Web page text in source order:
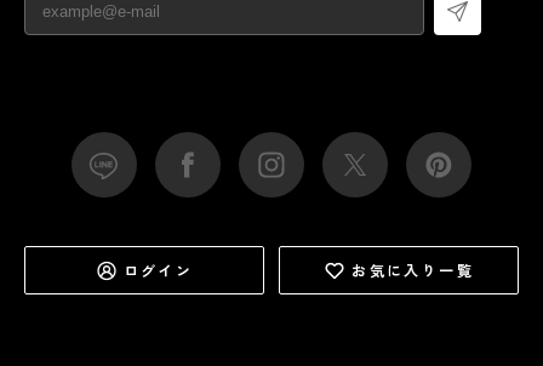
ミニマムデザインだから、スモールオフィスの家具とし
ログイン お気に入り一覧